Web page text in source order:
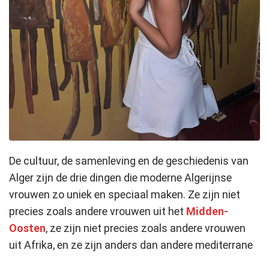
De cultuur, de samenleving en de geschiedenis van
Alger zijn de drie dingen die moderne Algerijnse
vrouwen zo uniek en speciaal maken. Ze zijn niet
precies zoals andere vrouwen uit het Midden-
Oosten, ze zijn niet precies zoals andere vrouwen
uit Afrika, en ze zijn anders dan andere mediterrane